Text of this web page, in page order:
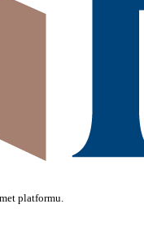
platformu.